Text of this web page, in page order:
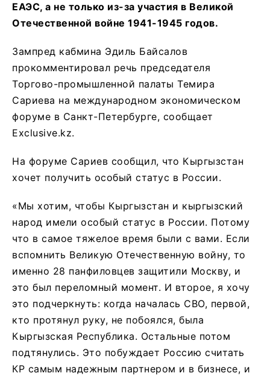
ЕАЭС, а не только из-за участия в Великой
Отечественной войне 1941-1945 годов.
Зампред кабмина Эдиль Байсалов
прокомментировал речь председателя
Торгово-промышленной палаты Темира
Сариева на международном экономическом
форуме в Санкт-Петербурге, сообщает
Exclusive.kz.
На форуме Сариев сообщил, что Кыргызстан
хочет получить особый статус в России.
«Мы хотим, чтобы Кыргызстан и кыргызский
народ имели особый статус в России. Потому
что в самое тяжелое время были с вами. Если
вспомнить Великую Отечественную войну, то
именно 28 панфиловцев защитили Москву, и
это был переломный момент. И второе, я хочу
это подчеркнуть: когда началась СВО, первой,
кто протянул руку, не побоялся, была
Кыргызская Республика. Остальные потом
подтянулись. Это побуждает Россию считать
КР самым надежным партнером и в бизнесе, и